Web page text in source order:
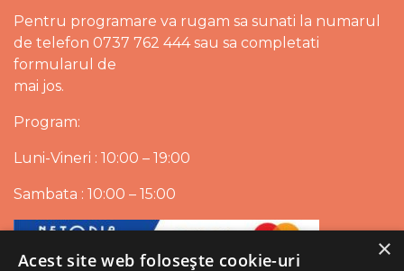
Pentru programare va rugam sa sunati la numarul
de telefon 0737 762 444 sau sa completati
formularul de
mai jos.
Program:
Luni-Vineri : 10:00 – 19:00
Sambata : 10:00 – 15:00
×
Acest site web folosește cookie-uri